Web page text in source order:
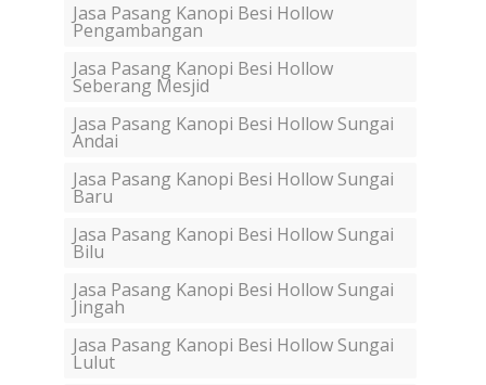
Jasa Pasang Kanopi Besi Hollow
Pengambangan
Jasa Pasang Kanopi Besi Hollow
Seberang Mesjid
Jasa Pasang Kanopi Besi Hollow Sungai
Andai
Jasa Pasang Kanopi Besi Hollow Sungai
Baru
Jasa Pasang Kanopi Besi Hollow Sungai
Bilu
Jasa Pasang Kanopi Besi Hollow Sungai
Jingah
Jasa Pasang Kanopi Besi Hollow Sungai
Lulut